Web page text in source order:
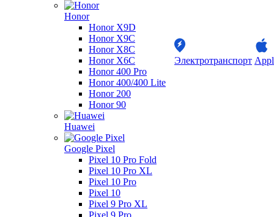
Honor
Honor X9D
Honor X9C
Honor X8C
Honor X6C
Honor 400 Pro
Honor 400/400 Lite
Honor 200
Honor 90
Huawei
Google Pixel
Pixel 10 Pro Fold
Pixel 10 Pro XL
Pixel 10 Pro
Pixel 10
Pixel 9 Pro XL
Pixel 9 Pro
Электротранспорт